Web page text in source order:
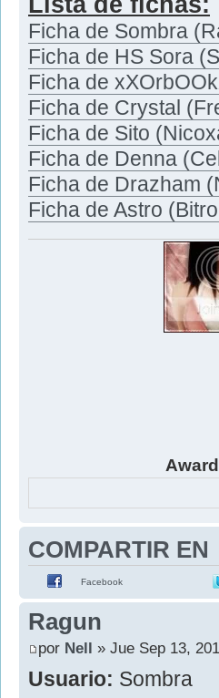
Ficha de Sombra
Ficha de HS Sora
Ficha de
Ficha de Crystal
Ficha de Sito
Ficha de Denna
Ficha de Drazham
Ficha de Astro
COMPARTIR EN
Facebook
Ragun
por Nell » Jue Sep 13,
Usuario: Sombra